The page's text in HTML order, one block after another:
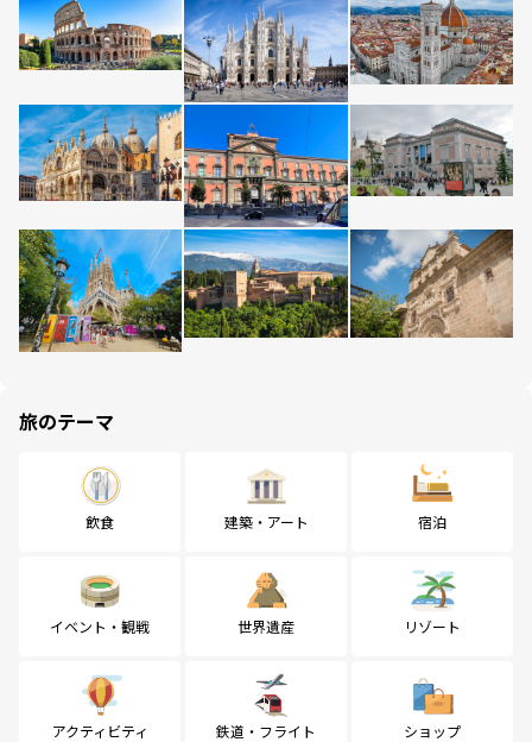
旅のテーマ
飲食 建築・アート 宿泊
イベント・観戦 世界遺産 リゾート
アクティビティ 鉄道・フライト ショップ